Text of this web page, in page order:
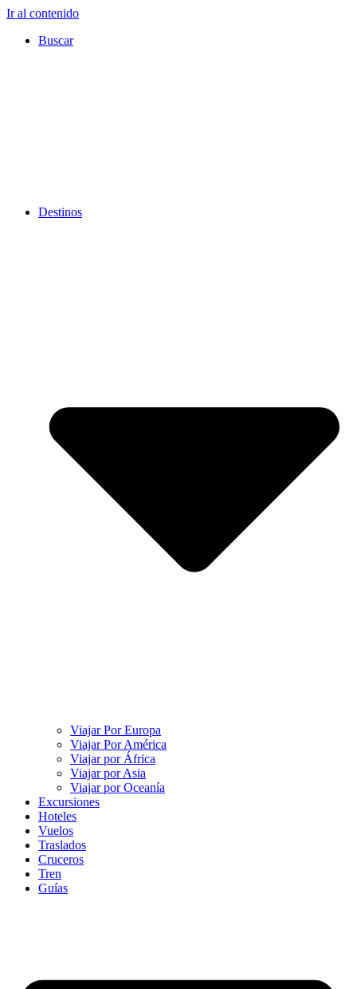
Ir al contenido
Buscar
Destinos
Viajar Por Europa
Viajar Por América
Viajar por África
Viajar por Asia
Viajar por Oceanía
Excursiones
Hoteles
Vuelos
Traslados
Cruceros
Tren
Guías